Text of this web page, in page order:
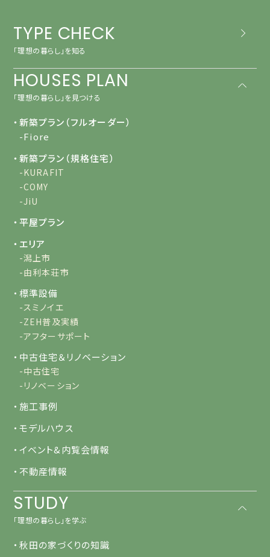
TYPE CHECK
「理想の暮らし」を知る
HOUSES PLAN
「理想の暮らし」を見つける
・新築プラン（フルオーダー）
-Fiore
・新築プラン（規格住宅）
-KURAFIT
-COMY
-JiU
・平屋プラン
・エリア
-潟上市
-由利本荘市
・標準設備
-スミノイエ
-ZEH普及実績
-アフターサポート
・中古住宅＆リノベーション
-中古住宅
-リノベーション
・施工事例
・モデルハウス
・イベント&内覧会情報
・不動産情報
STUDY
「理想の暮らし」を学ぶ
・秋田の家づくりの知識